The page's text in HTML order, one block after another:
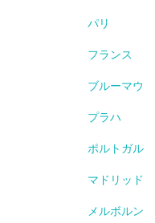
パリ
フランス
ブルーマウ
プラハ
ポルトガル
マドリッド
メルボルン